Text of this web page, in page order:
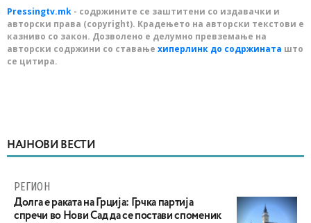
Pressingtv.mk - содржините се заштитени со издавачки и
авторски права (copyright). Крадењето на авторски текстови е
казниво со закон. Дозволено е делумно превземање на
авторски содржини со ставање хиперлинк до содржината што
се цитира.
НАЈНОВИ ВЕСТИ
РЕГИОН
Долга е раката на Грција: Грчка партија
спречи во Нови Сад да се постави споменик